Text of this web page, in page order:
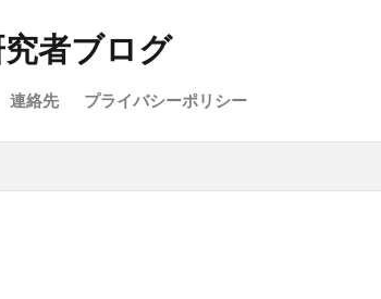
者ブログ
連絡先 プライバシーポリシー